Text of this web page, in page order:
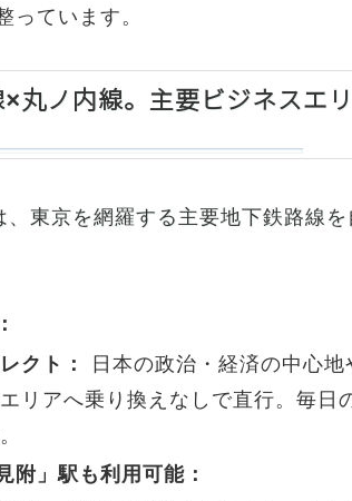
っています。
丸ノ内線。主要ビジネスエ
東京を網羅する主要地下鉄路線
クト：
日本の政治・経済の中心
リアへ乗り換えなしで直行。毎日
附」駅も利用可能：